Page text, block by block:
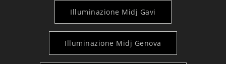
Illuminazione Midj Gavi
Illuminazione Midj Genova